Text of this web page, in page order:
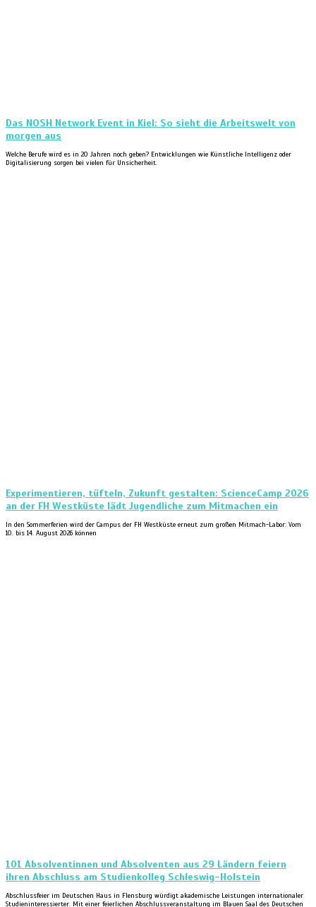
Das NOSH Network Event in Kiel: So sieht die Arbeitswelt von
morgen aus
Welche Berufe wird es in 20 Jahren noch geben? Entwicklungen wie Künstliche Intelligenz oder
Digitalisierung sorgen bei vielen für Unsicherheit.
Experimentieren, tüfteln, Zukunft gestalten: ScienceCamp 2026
an der FH Westküste lädt Jugendliche zum Mitmachen ein
In den Sommerferien wird der Campus der FH Westküste erneut zum großen Mitmach-Labor: Vom
10. bis 14. August 2026 können
101 Absolventinnen und Absolventen aus 29 Ländern feiern
ihren Abschluss am Studienkolleg Schleswig-Holstein
Abschlussfeier im Deutschen Haus in Flensburg würdigt akademische Leistungen internationaler
Studieninteressierter. Mit einer feierlichen Abschlussveranstaltung im Blauen Saal des Deutschen